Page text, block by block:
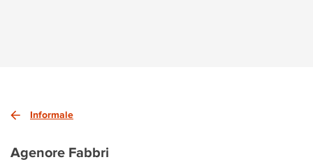
Informale
Agenore Fabbri